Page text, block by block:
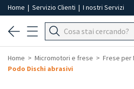
Home | Servizio Clienti | I nostri Servizi
Home Micromotori e frese
Frese per
Podo Dischi abrasivi